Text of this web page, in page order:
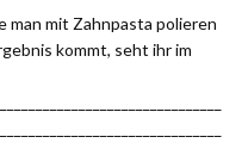
man mit Zahnpasta polieren
kommt, seht ihr im